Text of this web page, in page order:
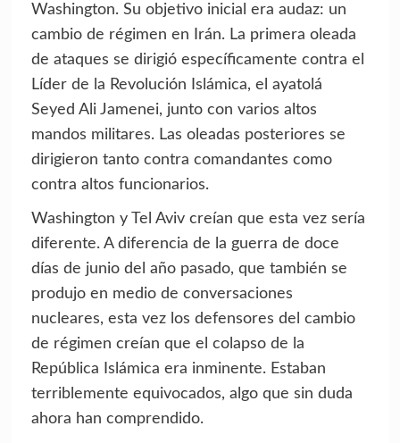
Washington. Su objetivo inicial era audaz: un
cambio de régimen en Irán. La primera oleada
de ataques se dirigió específicamente contra el
Líder de la Revolución Islámica, el ayatolá
Seyed Ali Jamenei, junto con varios altos
mandos militares. Las oleadas posteriores se
dirigieron tanto contra comandantes como
contra altos funcionarios.
Washington y Tel Aviv creían que esta vez sería
diferente. A diferencia de la guerra de doce
días de junio del año pasado, que también se
produjo en medio de conversaciones
nucleares, esta vez los defensores del cambio
de régimen creían que el colapso de la
República Islámica era inminente. Estaban
terriblemente equivocados, algo que sin duda
ahora han comprendido.